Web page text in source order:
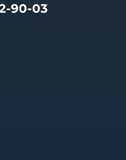
90-03